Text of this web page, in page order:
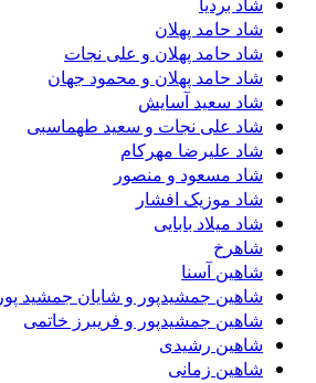
شاد حامد پهلان
شاد حامد پهلان و علی نجات
شاد حامد پهلان و محمود جهان
شاد سعید آسایش
شاد علی نجات و سعید طهماسبی
شاد علیرضا مهرکام
شاد مسعود و منصور
شاد موزیک افشار
شاد میلاد بابایی
شاهرخ
شاهین آسنا
شاهین جمشیدپور و شایان جمشید پور
شاهین جمشیدپور و فریبرز خاتمی
شاهین رشیدی
شاهین زمانی